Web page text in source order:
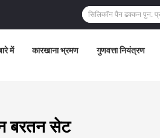
में कारखाना भ्रमण गुणवत्ता नियंत्रण
बरतन सेट